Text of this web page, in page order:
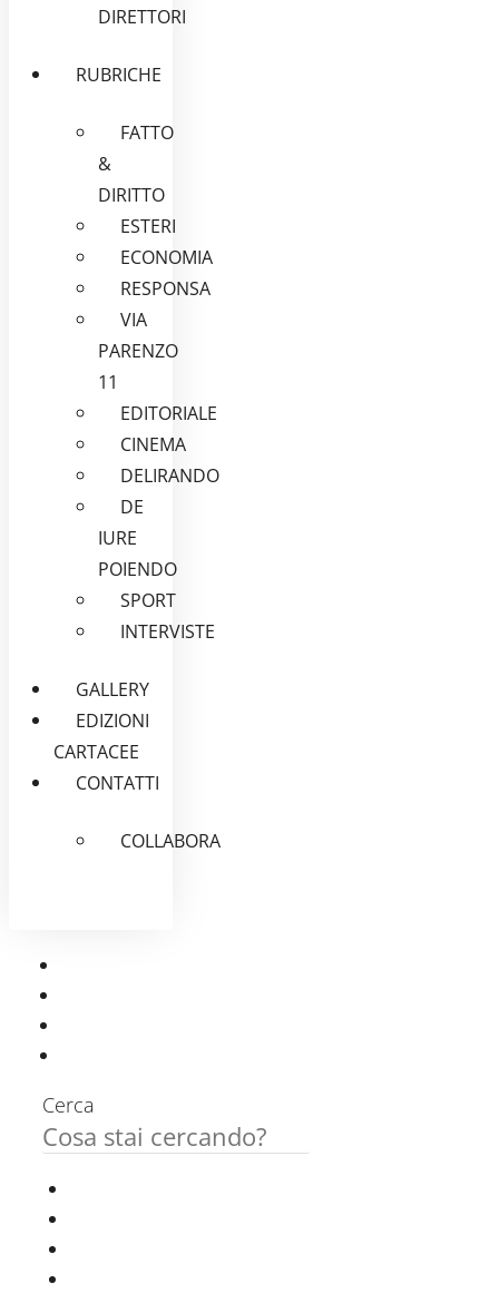
DIRETTORI
RUBRICHE
FATTO
&
DIRITTO
ESTERI
ECONOMIA
RESPONSA
VIA
PARENZO
11
EDITORIALE
CINEMA
DELIRANDO
DE
IURE
POIENDO
SPORT
INTERVISTE
GALLERY
EDIZIONI
CARTACEE
CONTATTI
COLLABORA
Cerca